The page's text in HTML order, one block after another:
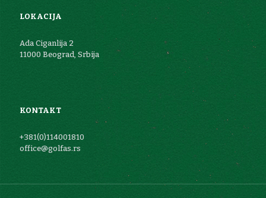
LOKACIJA
Ada Ciganlija 2
11000 Beograd, Srbija
KONTAKT
+381(0)114001810
office@golfas.rs